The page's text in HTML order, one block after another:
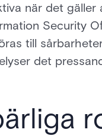
när det
Security
till
det